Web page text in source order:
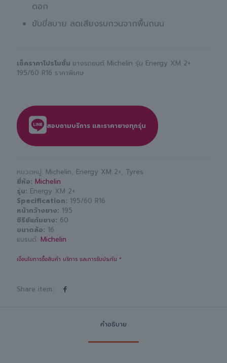
ดอก
ขับขี่สบาย ลดเสียงรบกวนจากพื้นถนน
เช็คราคาโปรโมชั่น ยางรถยนต์ Michelin รุ่น Energy XM 2+
195/60 R16 ราคาพิเศษ
สอบถามบริการ และราคายางทุกรุ่น
หมวดหมู่: Michelin, Energy XM 2+, Tyres
ยี่ห้อ Michelin
รุ่น Energy XM 2+
Specification 195/60 R16
หน้ากว้างยาง 195
ซีรีย์แก้มยาง 60
ขนาดล้อ 16
แบรนด์: Michelin
เงื่อนไขการซื้อสินค้า บริการ และการรับประกัน *
Share item:
คำอธิบาย